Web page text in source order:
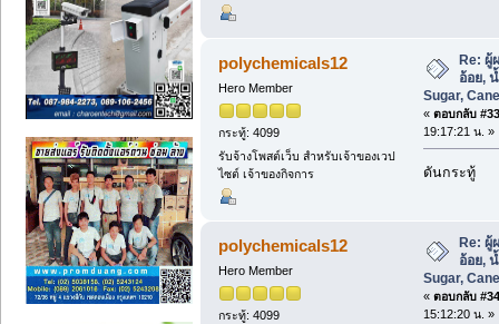
polychemicals12
Hero Member
กระทู้: 4099
รับจ้างโพสต์เว็บ สำหรับเจ้าของเวป
ไซต์ เจ้าของกิจการ
Re: ผู้
อ้อย,
Sugar,
« ตอบกลับ
19:17:21 น. »
ดันกระทู้
polychemicals12
Hero Member
กระทู้: 4099
Re:
อ้อย,
Sugar,
« ตอบกลับ
15:12:20 น. »